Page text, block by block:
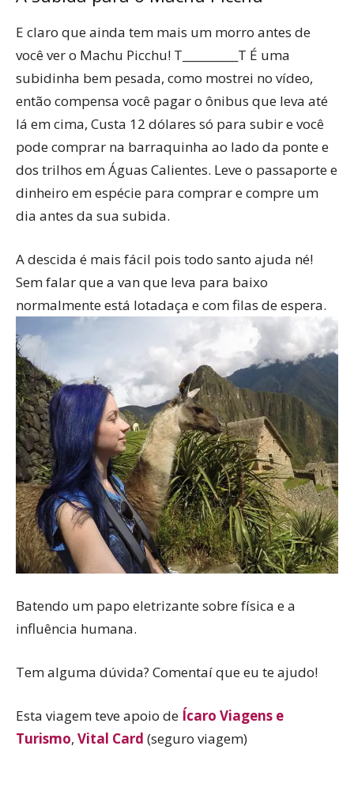
E claro que ainda tem mais um morro antes de
você ver o Machu Picchu! T__________T É uma
subidinha bem pesada, como mostrei no vídeo,
então compensa você pagar o ônibus que leva até
lá em cima, Custa 12 dólares só para subir e você
pode comprar na barraquinha ao lado da ponte e
dos trilhos em Águas Calientes. Leve o passaporte e
dinheiro em espécie para comprar e compre um
dia antes da sua subida.
A descida é mais fácil pois todo santo ajuda né!
Sem falar que a van que leva para baixo
normalmente está lotadaça e com filas de espera.
Batendo um papo eletrizante sobre física e a
influência humana.
Tem alguma dúvida? Comentaí que eu te ajudo!
Esta viagem teve apoio de Ícaro Viagens e
Turismo, Vital Card (seguro viagem)